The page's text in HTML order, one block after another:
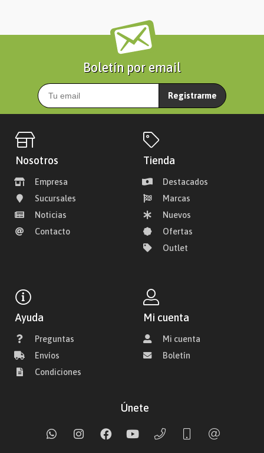
Boletín por email
Registrarme
Nosotros
Empresa
Sucursales
Noticias
Contacto
Tienda
Destacados
Marcas
Nuevos
Ofertas
Outlet
Ayuda
Preguntas
Envíos
Condiciones
Mi cuenta
Mi cuenta
Boletín
Únete